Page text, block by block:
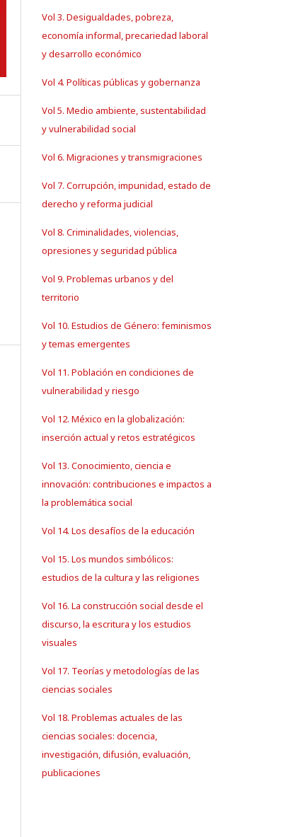
Vol 3. Desigualdades, pobreza,
economía informal, precariedad laboral
y desarrollo económico
Vol 4. Políticas públicas y gobernanza
Vol 5. Medio ambiente, sustentabilidad
y vulnerabilidad social
Vol 6. Migraciones y transmigraciones
Vol 7. Corrupción, impunidad, estado de
derecho y reforma judicial
Vol 8. Criminalidades, violencias,
opresiones y seguridad pública
Vol 9. Problemas urbanos y del
territorio
Vol 10. Estudios de Género: feminismos
y temas emergentes
Vol 11. Población en condiciones de
vulnerabilidad y riesgo
Vol 12. México en la globalización:
inserción actual y retos estratégicos
Vol 13. Conocimiento, ciencia e
innovación: contribuciones e impactos a
la problemática social
Vol 14. Los desafíos de la educación
Vol 15. Los mundos simbólicos:
estudios de la cultura y las religiones
Vol 16. La construcción social desde el
discurso, la escritura y los estudios
visuales
Vol 17. Teorías y metodologías de las
ciencias sociales
Vol 18. Problemas actuales de las
ciencias sociales: docencia,
investigación, difusión, evaluación,
publicaciones